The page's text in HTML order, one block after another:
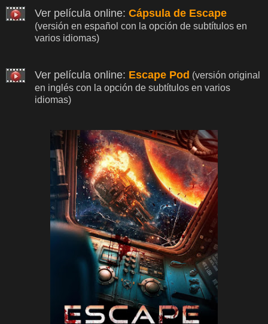
Ver película online: Cápsula de Escape
(versión en español con la opción de subtítulos en
varios idiomas)
Ver película online: Escape Pod (versión original
en inglés con la opción de subtítulos en varios
idiomas)